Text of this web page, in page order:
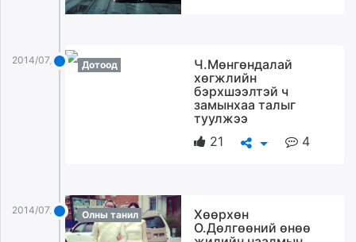
shudarga.mn
unuudur.mn
isee.mn
tvmongolia.mn
2014/07/13 Дотоод
Ч.Мөнгөндалай
хөгжлийн
бэрхшээлтэй ч
замынхаа талыг
туулжээ
21
4
2014/07/13 Олны танил
Хөөрхөн
О.Дөлгөөний өнөө